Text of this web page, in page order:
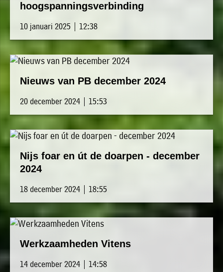
hoogspanningsverbinding
10 januari 2025 | 12:38
Nieuws van PB december 2024
20 december 2024 | 15:53
Nijs foar en út de doarpen - december
2024
18 december 2024 | 18:55
Werkzaamheden Vitens
14 december 2024 | 14:58